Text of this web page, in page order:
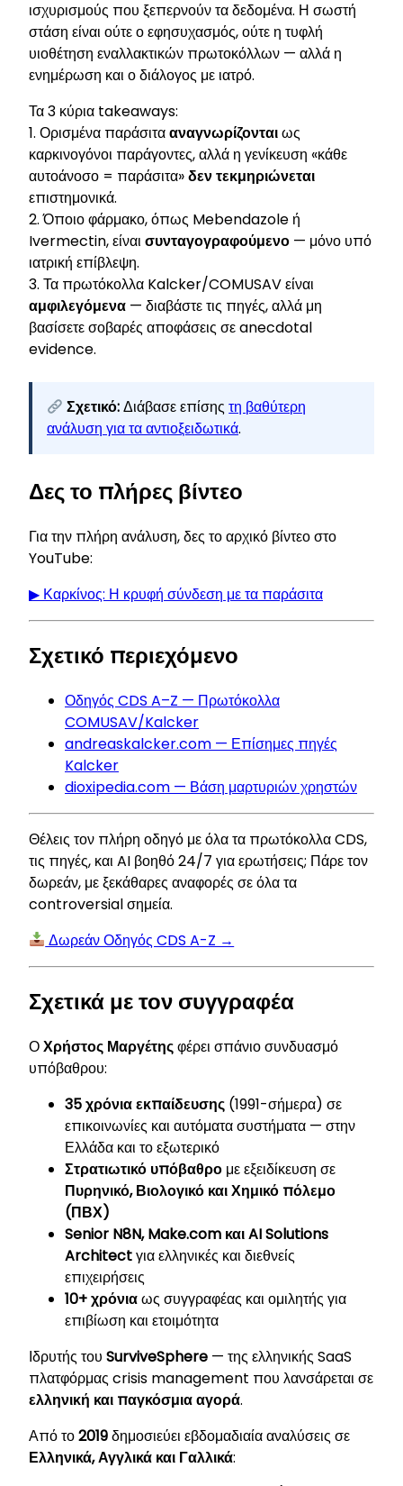
ισχυρισμούς που ξεπερνούν τα δεδομένα. Η σωστή
στάση είναι ούτε ο εφησυχασμός, ούτε η τυφλή
υιοθέτηση εναλλακτικών πρωτοκόλλων — αλλά η
ενημέρωση και ο διάλογος με ιατρό.
Τα 3 κύρια takeaways:
1. Ορισμένα παράσιτααναγνωρίζονταιως
καρκινογόνοι παράγοντες, αλλά η γενίκευση «κάθε
αυτοάνοσο = παράσιτα»δεν τεκμηριώνεται
επιστημονικά.
2. Όποιο φάρμακο, όπως Mebendazole ή
Ivermectin, είναι συνταγογραφούμενο — μόνο υπό
ιατρική επίβλεψη.
3. Τα πρωτόκολλα Kalcker/COMUSAV είναι
αμφιλεγόμενα — διαβάστε τις πηγές, αλλά μη
βασίσετε σοβαρές αποφάσεις σε anecdotal
evidence.
Σχετικό:Διάβασε επίσηςτη βαθύτερη
ανάλυση για τα αντιοξειδωτικά.
Δες το πλήρες βίντεο
Για την πλήρη ανάλυση, δες το αρχικό βίντεο στο
YouTube:
▶ Καρκίνος: Η κρυφή σύνδεση με τα παράσιτα
Σχετικό περιεχόμενο
Οδηγός CDS A–Z — Πρωτόκολλα
COMUSAV/Kalcker
andreaskalcker.com — Επίσημες πηγές
Kalcker
dioxipedia.com — Βάση μαρτυριών χρηστών
Θέλεις τον πλήρη οδηγό με όλα τα πρωτόκολλα CDS,
τις πηγές, και AI βοηθό 24/7 για ερωτήσεις; Πάρε τον
δωρεάν, με ξεκάθαρες αναφορές σε όλα τα
controversial σημεία.
Δωρεάν Οδηγός CDS A-Z →
Σχετικά με τον συγγραφέα
ΟΧρήστος Μαργέτηςφέρει σπάνιο συνδυασμό
υπόβαθρου:
35 χρόνια εκπαίδευσης (1991-σήμερα) σε
επικοινωνίες και αυτόματα συστήματα — στην
Ελλάδα και το εξωτερικό
Στρατιωτικό υπόβαθρο με εξειδίκευση σε
Πυρηνικό, Βιολογικό και Χημικό πόλεμο
(ΠΒΧ)
Senior N8N, Make.com και AI Solutions
Architectγια ελληνικές και διεθνείς
επιχειρήσεις
10+ χρόνιαως συγγραφέας και ομιλητής για
επιβίωση και ετοιμότητα
Ιδρυτής του SurviveSphere — της ελληνικής SaaS
πλατφόρμας crisis management που λανσάρεται σε
ελληνική και παγκόσμια αγορά.
Από το2019δημοσιεύει εβδομαδιαία αναλύσεις σε
Ελληνικά, Αγγλικά και Γαλλικά: